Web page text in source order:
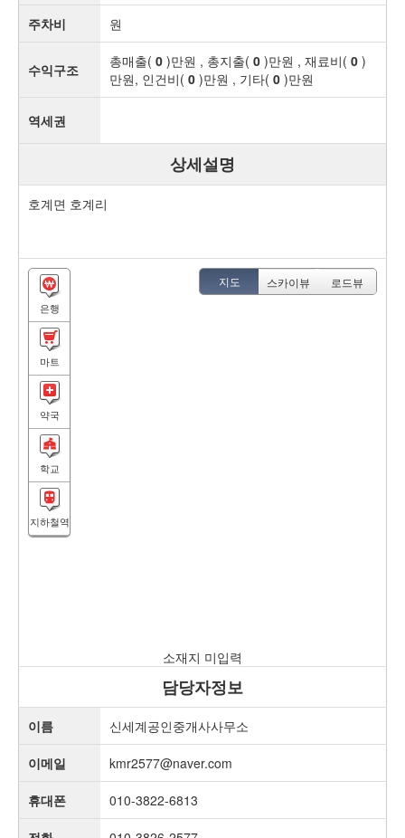
주차비 원
수익구조 총매출( 0 )만원 , 총지출( 0 )만원 , 재료비( 0 )
만원, 인건비( 0 )만원 , 기타( 0 )만원
역세권
상세설명
호계면 호계리
지도 스카이뷰 로드뷰
은행
마트
약국
학교
지하철역
소재지 미입력
담당자정보
이름 신세계공인중개사사무소
이메일 kmr2577@naver.com
휴대폰 010-3822-6813